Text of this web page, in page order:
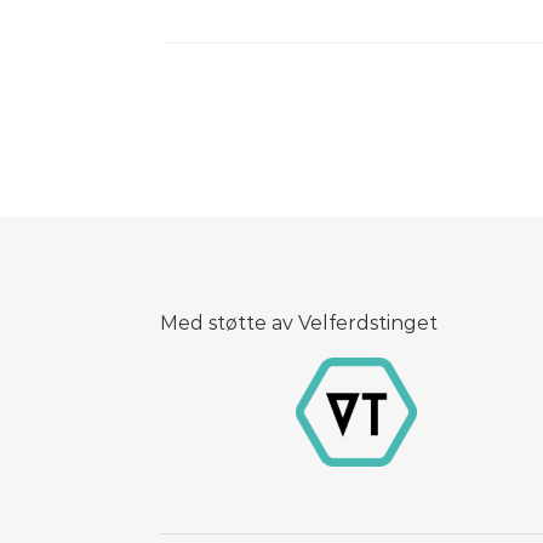
Med støtte av Velferdstinget